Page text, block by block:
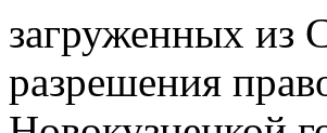
загруженных из
разрешения